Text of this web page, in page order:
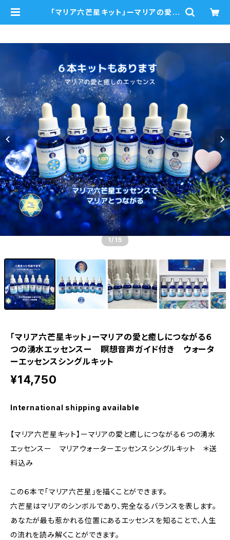
「マリア六芒星キット」ーマリアの愛と
ue
1 /15
「マリア六芒星キット」ーマリアの愛と癒しにつながる６
つの湧水エッセンスー 瞑想音声ガイド付き ウォータ
ーエッセンスシングルキット
¥14,750
International shipping available
【マリア六芒星キット】ーマリアの愛と癒しにつながる６つの湧水
エッセンスー マリアウォーターエッセンスシングルキット ＊送
料込み
この６本で「マリア六芒星」を描くことができます。
六芒星はマリアのシンボルであり、完全なるバランスを表します。
あなたが最も惹かれる位置にあるエッセンスを知ることで、人生
の流れを読み解くことができます。